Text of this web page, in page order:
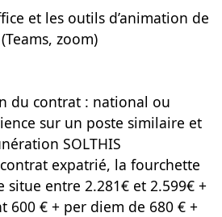
et les outils d’animation de
zoom)
du contrat : national ou
sur un poste similaire et
SOLTHIS
contrat expatrié, la fourchette
situe entre 2.281€ et 2.599€ +
600 € + per diem de 680 € +